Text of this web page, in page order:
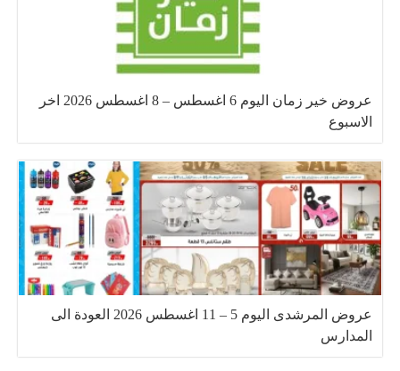
عروض خير زمان اليوم 6 اغسطس – 8 اغسطس 2026 اخر
الاسبوع
عروض المرشدى اليوم 5 – 11 اغسطس 2026 العودة الى
المدارس